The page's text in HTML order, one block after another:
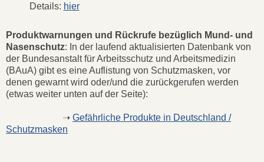
Details: hier
Produktwarnungen und Rückrufe bezüglich Mund- und
Nasenschutz: In der laufend aktualisierten Datenbank von
der Bundesanstalt für Arbeitsschutz und Arbeitsmedizin
(BAuA) gibt es eine Auflistung von Schutzmasken, vor
denen gewarnt wird oder/und die zurückgerufen werden
(etwas weiter unten auf der Seite):
➝ Gefährliche Produkte in Deutschland /
Schutzmasken